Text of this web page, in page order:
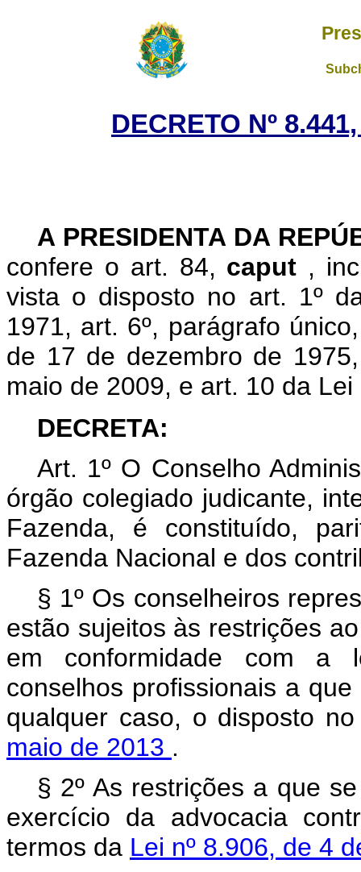
DECRETO Nº
A PRESIDENTA DA
confere o art. 84, caput ,
vista o disposto no art. 1º
1971, art. 6º, parágrafo
de 17 de dezembro de
maio de 2009, e art. 10 da
DECRETA:
Art. 1º O Conselho
órgão colegiado judicante,
Fazenda, é constituído,
Fazenda Nacional e dos
§ 1º Os conselheiros
estão sujeitos às restrições
em conformidade com a
conselhos profissionais a
qualquer caso, o disposto
maio de 2013 .
§ 2º As restrições a que
exercício da advocacia
termos da Lei nº 8.906, de 4